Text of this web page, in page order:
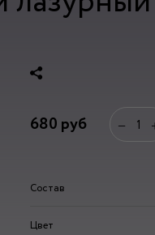
680 руб −
Состав
Цвет